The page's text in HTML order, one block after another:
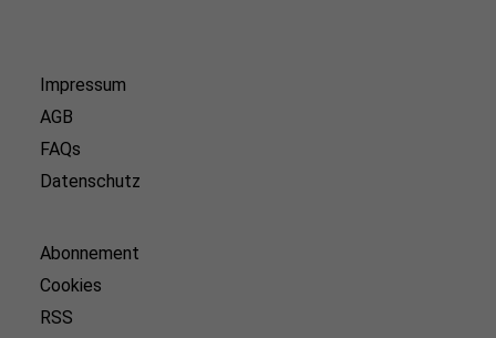
Impressum
AGB
FAQs
Datenschutz
Abonnement
Cookies
RSS